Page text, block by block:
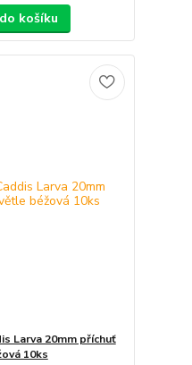
košíku
Larva 20mm příchuť
10ks